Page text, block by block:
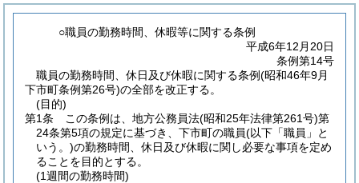
○職員の勤務時間、休暇等に関する条例
平成6年12月20日
条例第14号
職員の勤務時間、休日及び休暇に関する条例(昭和46年9月
下市町条例第26号)の全部を改正する。
(目的)
第1条
この条例は、地方公務員法(昭和25年法律第261号)第
24条第5項の規定に基づき、下市町の職員(以下「職員」と
いう。)の勤務時間、休日及び休暇に関し必要な事項を定め
ることを目的とする。
(1週間の勤務時間)